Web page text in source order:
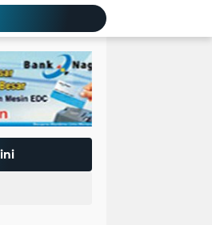
Antrean Panjang yang Dipicu oleh Langkanya BBM, Bukti Kegagalan Pemerintah
Krisis Murid Baru di Sejumlah SDN, Mengapa Orangtua Memilih Sekolah yang Mengedepankan Nilai Agama?
Sambut Hari Jadi ke-357, Pemko Padang Apresiasi 12 Orang Tokoh Masyarakat
Kalaksa BPBD Zaimar Hakim, S.H Apresiasi Sinergi Kodim 0306/50 Kota dalam Penguatan Mitigasi dan Penanganan Bencana